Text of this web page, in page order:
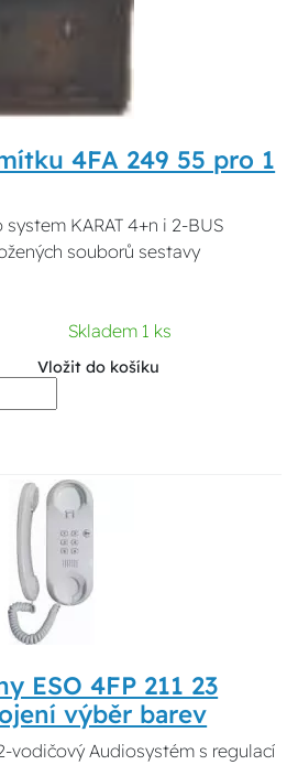
4FA 249 55 pro 1
KARAT 4+n i 2-BUS
souborů sestavy
Skladem 1 ks
Vložit do košíku
ESO 4FP 211 23
výběr barev
vodičový Audiosystém s regulací